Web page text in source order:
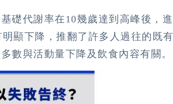
礎代謝率在10幾歲達到高峰後，進
顯下降，推翻了許多人過往的既有
數與活動量下降及飲食內容有關。